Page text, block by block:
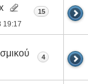
19:17
15
4